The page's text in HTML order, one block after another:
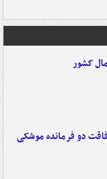
کشور
دو فرمانده‌ موشکی